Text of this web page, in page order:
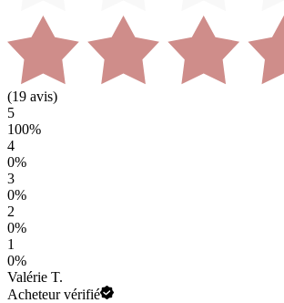
(19 avis)
5
100%
4
0%
3
0%
2
0%
1
0%
Valérie T.
Acheteur vérifié